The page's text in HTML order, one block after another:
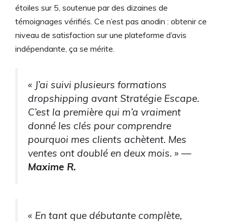
étoiles sur 5, soutenue par des dizaines de
témoignages vérifiés. Ce n’est pas anodin : obtenir ce
niveau de satisfaction sur une plateforme d’avis
indépendante, ça se mérite.
« J’ai suivi plusieurs formations
dropshipping avant Stratégie Escape.
C’est la première qui m’a vraiment
donné les clés pour comprendre
pourquoi mes clients achètent. Mes
ventes ont doublé en deux mois. » —
Maxime R.
« En tant que débutante complète,